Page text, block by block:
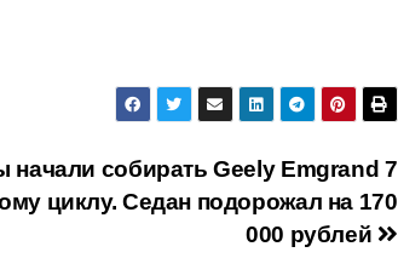
начали собирать Geely Emgrand 7
циклу. Седан подорожал на 170
000 рублей